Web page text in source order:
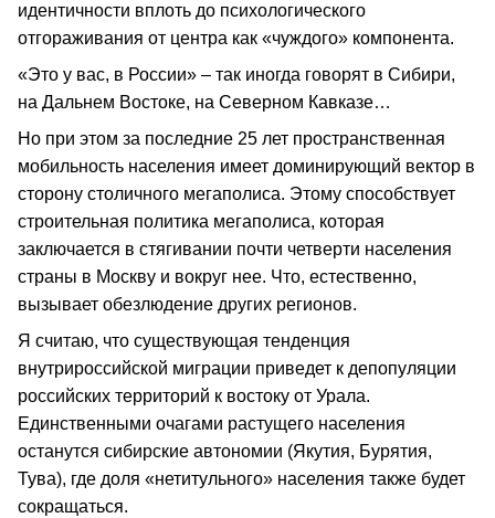
идентичности вплоть до психологического
отгораживания от центра как «чуждого» компонента.
«Это у вас, в России» – так иногда говорят в Сибири,
на Дальнем Востоке, на Северном Кавказе…
Но при этом за последние 25 лет пространственная
мобильность населения имеет доминирующий вектор в
сторону столичного мегаполиса. Этому способствует
строительная политика мегаполиса, которая
заключается в стягивании почти четверти населения
страны в Москву и вокруг нее. Что, естественно,
вызывает обезлюдение других регионов.
Я считаю, что существующая тенденция
внутрироссийской миграции приведет к депопуляции
российских территорий к востоку от Урала.
Единственными очагами растущего населения
останутся сибирские автономии (Якутия, Бурятия,
Тува), где доля «нетитульного» населения также будет
сокращаться.